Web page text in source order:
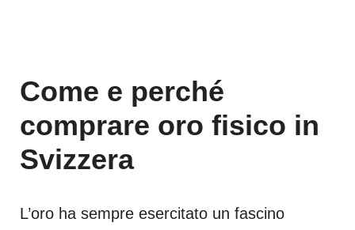
Come e perché
comprare oro fisico in
Svizzera
L’oro ha sempre esercitato un fascino